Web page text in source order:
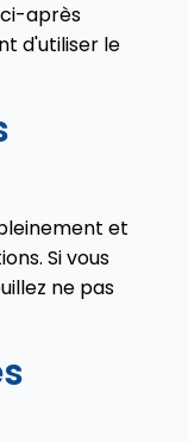
après
d'utiliser le
et
Si vous
ne pas